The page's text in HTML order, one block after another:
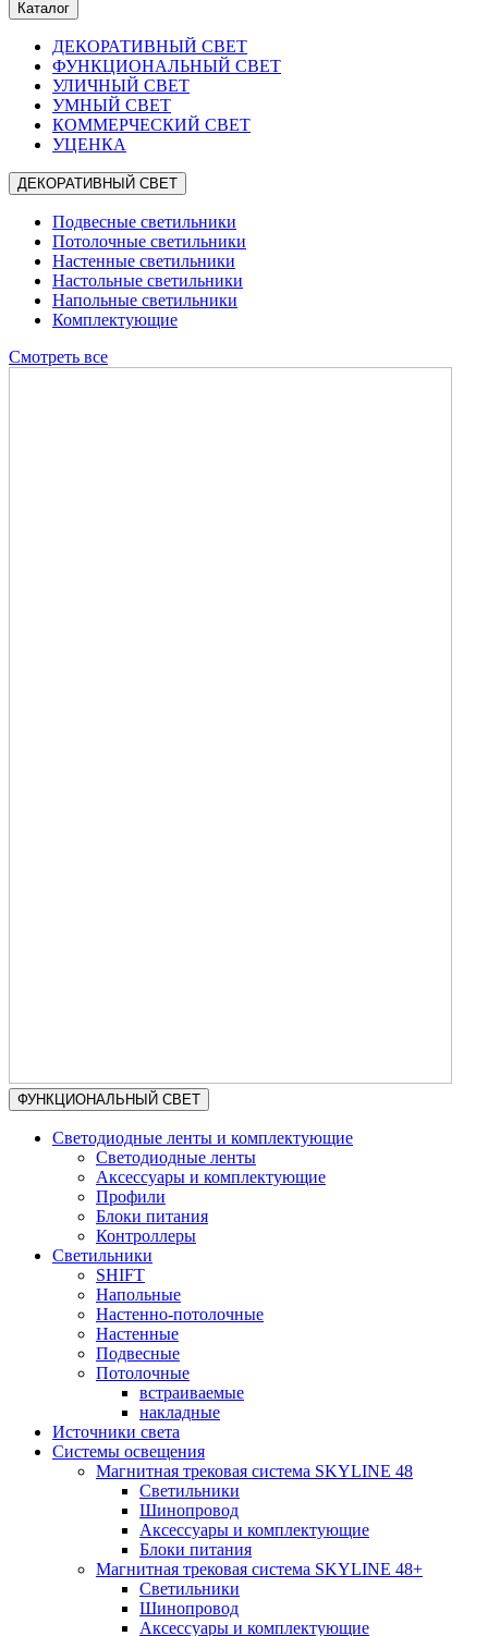
Каталог
ДЕКОРАТИВНЫЙ СВЕТ
ФУНКЦИОНАЛЬНЫЙ СВЕТ
УЛИЧНЫЙ СВЕТ
УМНЫЙ СВЕТ
КОММЕРЧЕСКИЙ СВЕТ
УЦЕНКА
ДЕКОРАТИВНЫЙ СВЕТ
Подвесные светильники
Потолочные светильники
Настенные светильники
Настольные светильники
Напольные светильники
Комплектующие
Смотреть все
ФУНКЦИОНАЛЬНЫЙ СВЕТ
Светодиодные ленты и комплектующие
Светодиодные ленты
Аксессуары и комплектующие
Профили
Блоки питания
Контроллеры
Светильники
SHIFT
Напольные
Настенно-потолочные
Настенные
Подвесные
Потолочные
встраиваемые
накладные
Источники света
Системы освещения
Магнитная трековая система SKYLINE 48
Светильники
Шинопровод
Аксессуары и комплектующие
Блоки питания
Магнитная трековая система SKYLINE 48+
Светильники
Шинопровод
Аксессуары и комплектующие